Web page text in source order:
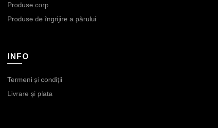
Produse corp
Produse de îngrijire a părului
INFO
Termeni și condiții
Livrare și plata